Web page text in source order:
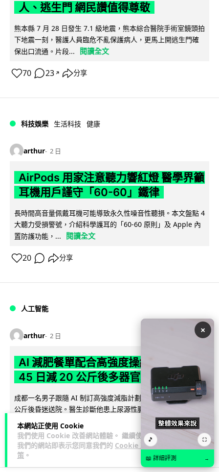
本網站正使用 Cookie
我們使用 Cookie 改善網站體驗。 繼續使用
我們的網站即表示您同意我們的 Cookie 政
策 。
人、逃生門 網民讚值得尊敬
熊本縣 7 月 28 日發生 7.1 級地震，熊本綜合醫院手術室鏡頭拍
下地震一刻，醫護人員臨危不亂保護病人，更馬上開逃生門確
保出口流通。片段...
閱讀全文
70 23 ↗ 分享
科技娛樂 生活科技 健康
arthur 2 日
AirPods 用家注意聽力響紅燈 醫學界籲
耳機用戶謹守「60-60」鐵律
長時間高音量佩戴耳機可能導致永久性噪音性聽損。本文盤點 4
大聽力受損警號，介紹科學護耳的「60-60 原則」及 Apple 內
置防護功能，...
閱讀全文
20 分享
人工智能
arthur 2 日
AI 減肥餐單配合高強度操練 成都男
45 日減 20 公斤後多器官衰竭
成都一名男子跟隨 AI 制訂高強度減脂計劃，45 日內減去約 20
公斤後昏迷送院。醫生診斷他患上尿源性膿毒症、膿毒性休克
及多器官功能障礙。...
23 4↗ 分享
×
🎵 ⛶
📖 詳細評測 →